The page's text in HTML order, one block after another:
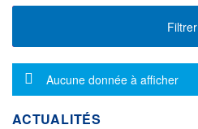
Filtrer
Message d'information
Aucune donnée à afficher
ACTUALITÉS